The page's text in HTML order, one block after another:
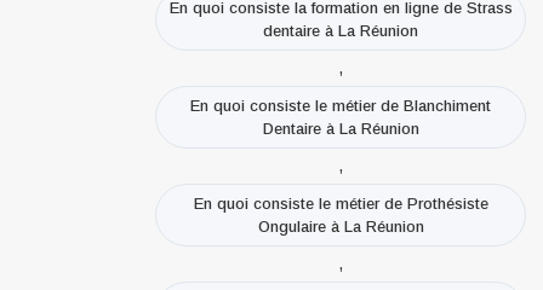
En quoi consiste la formation en ligne de Strass
dentaire à La Réunion
,
En quoi consiste le métier de Blanchiment
Dentaire à La Réunion
,
En quoi consiste le métier de Prothésiste
Ongulaire à La Réunion
,